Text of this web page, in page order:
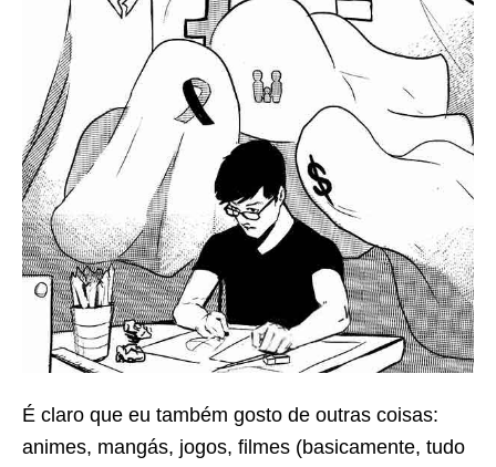
É claro que eu também gosto de outras coisas:
animes, mangás, jogos, filmes (basicamente, tudo